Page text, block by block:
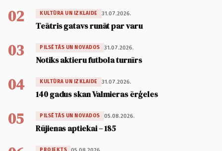
02 KULTŪRA UN IZKLAIDE 31.07.2026.
Teātris gatavs runāt par varu
03 PILSĒTĀS UN NOVADOS 31.07.2026.
Notiks aktieru futbola turnīrs
04 KULTŪRA UN IZKLAIDE 31.07.2026.
140 gadus skan Valmieras ērģeles
05 PILSĒTĀS UN NOVADOS 05.08.2026.
Rūjienas aptiekai – 185